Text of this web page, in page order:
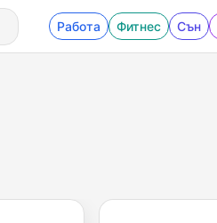
Работа Фитнес Сън